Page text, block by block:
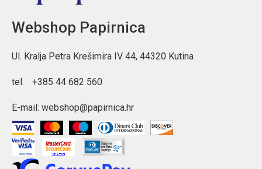
Webshop Papirnica
Ul. Kralja Petra Krešimira IV 44, 44320 Kutina
tel. +385 44 682 560
E-mail: webshop@papirnica.hr